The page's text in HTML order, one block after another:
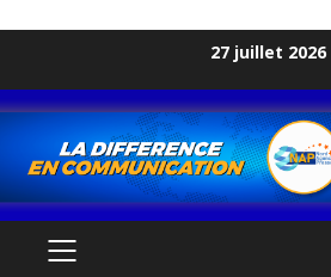
content
27 juillet 2026
PRIMARY